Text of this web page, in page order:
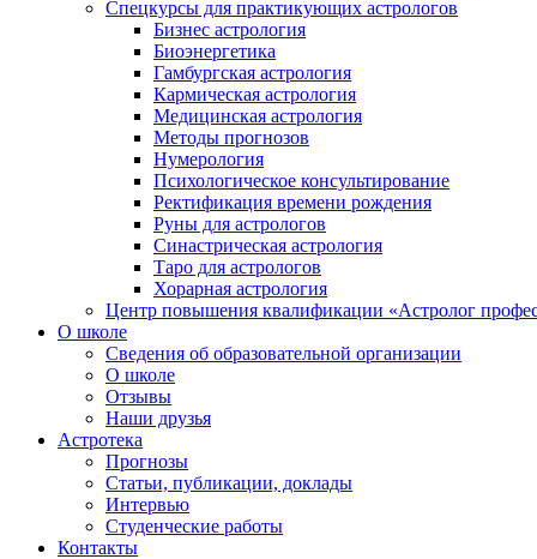
Спецкурсы для практикующих астрологов
Бизнес астрология
Биоэнергетика
Гамбургская астрология
Кармическая астрология
Медицинская астрология
Методы прогнозов
Нумерология
Психологическое консультирование
Ректификация времени рождения
Руны для астрологов
Синастрическая астрология
Таро для астрологов
Хорарная астрология
Центр повышения квалификации «Астролог
О школе
Сведения об образовательной организации
О школе
Отзывы
Наши друзья
Астротека
Прогнозы
Статьи, публикации, доклады
Интервью
Студенческие работы
Контакты